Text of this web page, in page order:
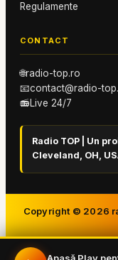
Regulamente
CONTACT
🌐radio-top.ro
📧contact@radio-
📻Live 24/7
Radio TOP | Un
Cleveland, OH,
Copyright © 2026